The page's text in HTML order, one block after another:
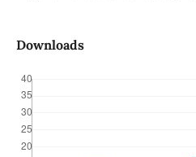
Downloads